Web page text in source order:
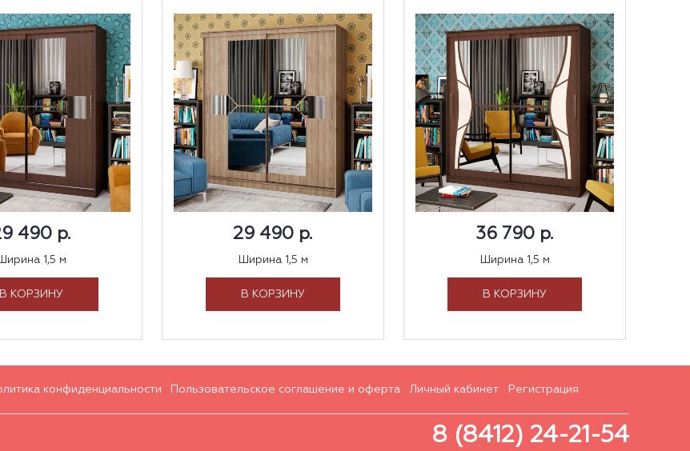
490 р.
Ширина 1,5 м
В КОРЗИНУ
29 490 р.
Ширина 1,5 м
В КОРЗИНУ
36 790 р.
Ширина 1,5 м
В КОРЗИНУ
конфиденциальности Пользовательское соглашение и оферта Личный кабинет Регистрация
8 (8412) 24-21-54